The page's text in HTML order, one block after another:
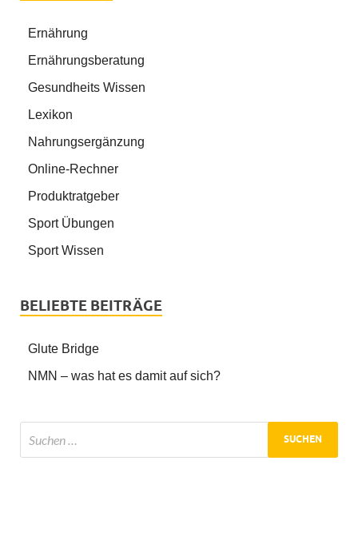
Ernährung
Ernährungsberatung
Gesundheits Wissen
Lexikon
Nahrungsergänzung
Online-Rechner
Produktratgeber
Sport Übungen
Sport Wissen
BELIEBTE BEITRÄGE
Glute Bridge
NMN – was hat es damit auf sich?